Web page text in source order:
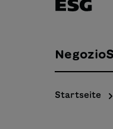
Negozio
Startseite